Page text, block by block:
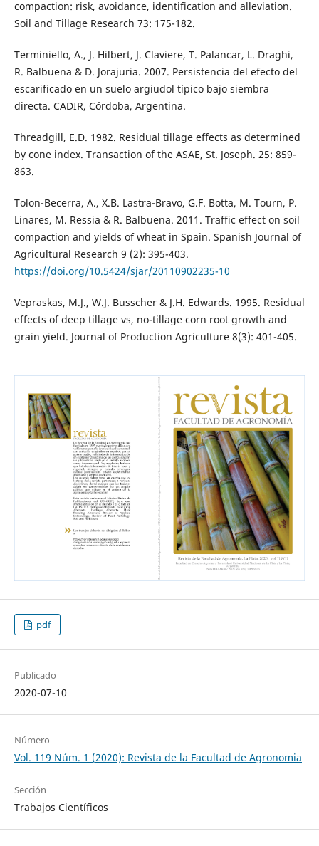
compaction: risk, avoidance, identification and alleviation.
Soil and Tillage Research 73: 175-182.
Terminiello, A., J. Hilbert, J. Claviere, T. Palancar, L. Draghi,
R. Balbuena & D. Jorajuria. 2007. Persistencia del efecto del
escarificado en un suelo argiudol típico bajo siembra
directa. CADIR, Córdoba, Argentina.
Threadgill, E.D. 1982. Residual tillage effects as determined
by cone index. Transaction of the ASAE, St. Joseph. 25: 859-
863.
Tolon-Becerra, A., X.B. Lastra-Bravo, G.F. Botta, M. Tourn, P.
Linares, M. Ressia & R. Balbuena. 2011. Traffic effect on soil
compaction and yields of wheat in Spain. Spanish Journal of
Agricultural Research 9 (2): 395-403.
https://doi.org/10.5424/sjar/20110902235-10
Vepraskas, M.J., W.J. Busscher & J.H. Edwards. 1995. Residual
effects of deep tillage vs, no-tillage corn root growth and
grain yield. Journal of Production Agriculture 8(3): 401-405.
pdf
Publicado
2020-07-10
Número
Vol. 119 Núm. 1 (2020): Revista de la Facultad de Agronomia
Sección
Trabajos Científicos